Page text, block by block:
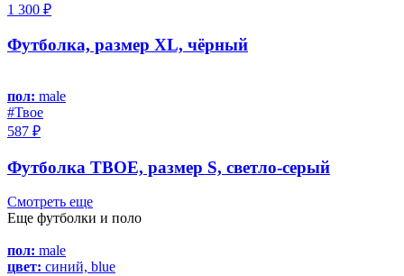
1 300 ₽
Футболка, размер XL, чёрный
пол: male
#Твое
587 ₽
Футболка ТВОЕ, размер S, светло-серый
Смотреть еще
Еще футболки и поло
пол: male
цвет: синий, blue